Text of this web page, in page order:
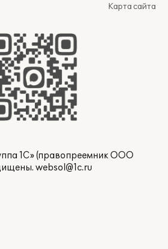
Карта сайта
1С» (правопреемник ООО
websol@1c.ru